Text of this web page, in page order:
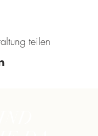
teilen